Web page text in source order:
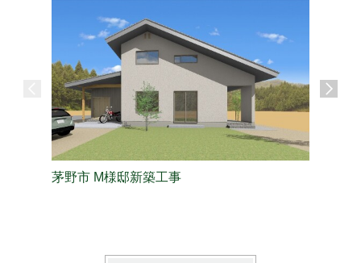
茅野市 M様邸新築工事